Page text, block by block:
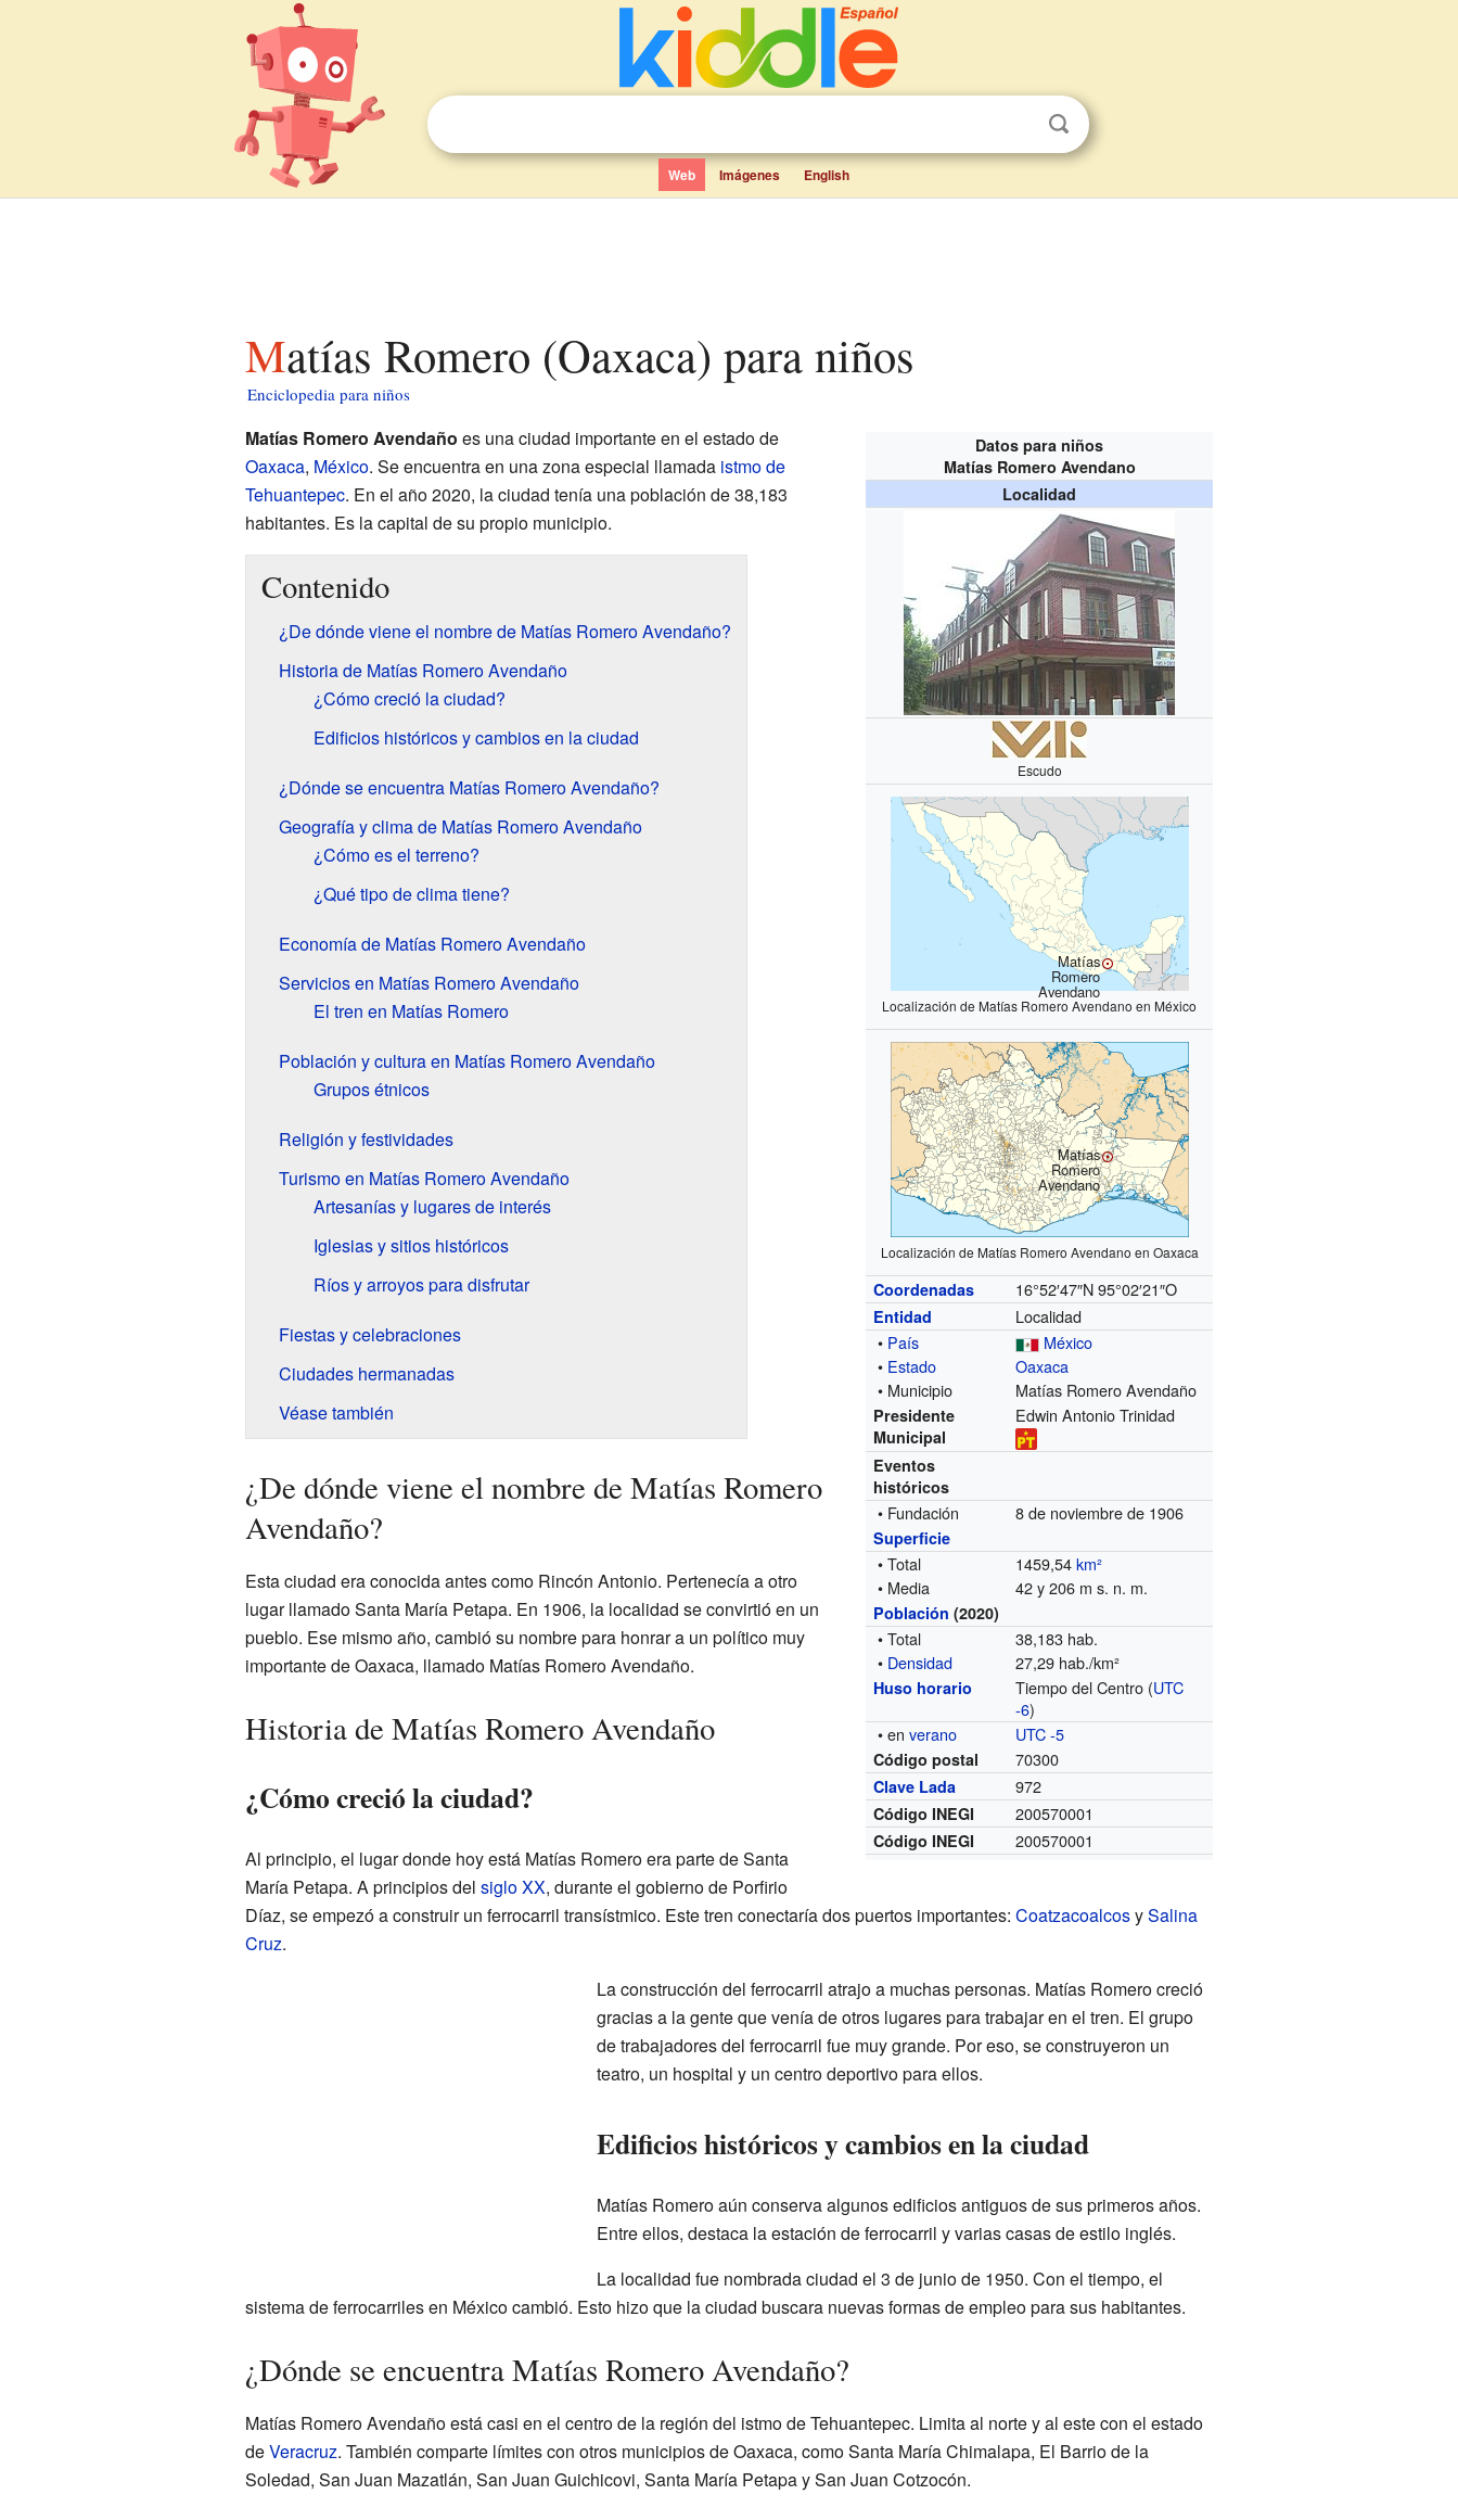
Web Imágenes English
Matías Romero (Oaxaca) para niños
Enciclopedia para niños
Datos para niños
Matías Romero Avendano
Localidad
Escudo
Matías
Romero
Avendano
Localización de Matías Romero Avendano en México
Matías
Romero
Avendano
Localización de Matías Romero Avendano en Oaxaca
Coordenadas 16°52′47″N 95°02′21″O
Entidad
Localidad
• País
México
• Estado
Oaxaca
• Municipio
Matías Romero Avendaño
Presidente
Municipal
Edwin Antonio Trinidad
Eventos
históricos
• Fundación 8 de noviembre de 1906
Superficie
• Total 1459,54km²
• Media
42 y 206 m s. n. m.
Población (2020)
• Total
38,183 hab.
• Densidad 27,29 hab./km²
Huso horario Tiempo del Centro (UTC
-6)
• enverano UTC -5
Código postal 70300
Clave Lada 972
Código INEGI 200570001
Código INEGI 200570001
Matías Romero Avendaño es una ciudad importante en el estado de
Oaxaca, México. Se encuentra en una zona especial llamada istmo de
Tehuantepec. En el año 2020, la ciudad tenía una población de 38,183
habitantes. Es la capital de su propio municipio.
Contenido
¿De dónde viene el nombre de Matías Romero Avendaño?
Historia de Matías Romero Avendaño
¿Cómo creció la ciudad?
Edificios históricos y cambios en la ciudad
¿Dónde se encuentra Matías Romero Avendaño?
Geografía y clima de Matías Romero Avendaño
¿Cómo es el terreno?
¿Qué tipo de clima tiene?
Economía de Matías Romero Avendaño
Servicios en Matías Romero Avendaño
El tren en Matías Romero
Población y cultura en Matías Romero Avendaño
Grupos étnicos
Religión y festividades
Turismo en Matías Romero Avendaño
Artesanías y lugares de interés
Iglesias y sitios históricos
Ríos y arroyos para disfrutar
Fiestas y celebraciones
Ciudades hermanadas
Véase también
¿De dónde viene el nombre de Matías Romero
Avendaño?
Esta ciudad era conocida antes como Rincón Antonio. Pertenecía a otro
lugar llamado Santa María Petapa. En 1906, la localidad se convirtió en un
pueblo. Ese mismo año, cambió su nombre para honrar a un político muy
importante de Oaxaca, llamado Matías Romero Avendaño.
Historia de Matías Romero Avendaño
¿Cómo creció la ciudad?
Al principio, el lugar donde hoy está Matías Romero era parte de Santa
María Petapa. A principios del siglo XX, durante el gobierno de Porfirio
Díaz, se empezó a construir un ferrocarril transístmico. Este tren conectaría dos puertos importantes: CoatzacoalcosySalina
Cruz.
La construcción del ferrocarril atrajo a muchas personas. Matías Romero creció
gracias a la gente que venía de otros lugares para trabajar en el tren. El grupo
de trabajadores del ferrocarril fue muy grande. Por eso, se construyeron un
teatro, un hospital y un centro deportivo para ellos.
Edificios históricos y cambios en la ciudad
Matías Romero aún conserva algunos edificios antiguos de sus primeros años.
Entre ellos, destaca la estación de ferrocarril y varias casas de estilo inglés.
La localidad fue nombrada ciudad el 3 de junio de 1950. Con el tiempo, el
sistema de ferrocarriles en México cambió. Esto hizo que la ciudad buscara nuevas formas de empleo para sus habitantes.
¿Dónde se encuentra Matías Romero Avendaño?
Matías Romero Avendaño está casi en el centro de la región del istmo de Tehuantepec. Limita al norte y al este con el estado
deVeracruz. También comparte límites con otros municipios de Oaxaca, como Santa María Chimalapa, El Barrio de la
Soledad, San Juan Mazatlán, San Juan Guichicovi, Santa María Petapa y San Juan Cotzocón.